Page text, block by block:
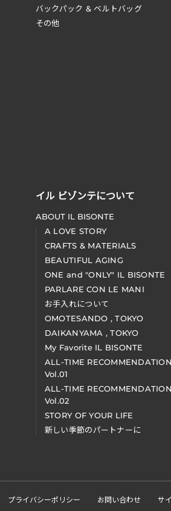
バックパック & ベルトバッグ
その他
イル ビゾンテについて
ABOUT IL BISONTE
A LOVE STORY
CRAFTS & MATERIALS
BEAUTIFUL AGING
ONE and "ONLY" IL BISONTE
PARLARE CON LE MANI
お手入れについて
OMOTESANDO , TOKYO
DAIKANYAMA , TOKYO
My Favorite IL BISONTE
ALL-TIME
Vol.01
ALL-TIME
Vol.02
STORY OF YOUR LIFE
新しい季節のパートナーに
プライバシーポリシー お問い合わせ サ